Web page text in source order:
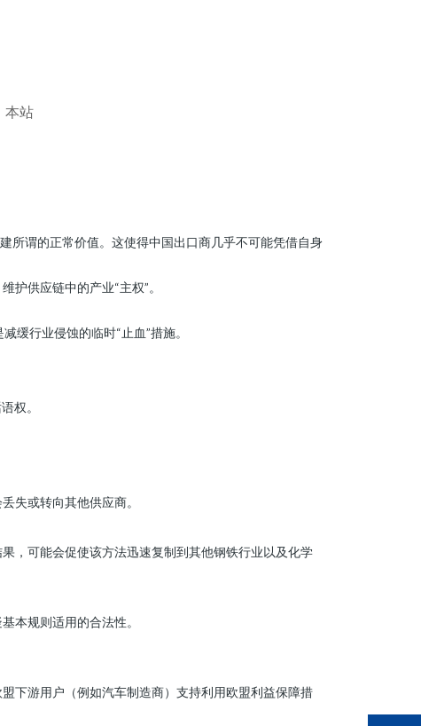
本站
所谓的正常价值。这使得中国出口商几乎不可能凭借自身
供应链中的产业“主权”。
缓行业侵蚀的临时“止血”措施。
权。
失或转向其他供应商。
，可能会促使该方法迅速复制到其他钢铁行业以及化学
本规则适用的合法性。
下游用户（例如汽车制造商）支持利用欧盟利益保障措